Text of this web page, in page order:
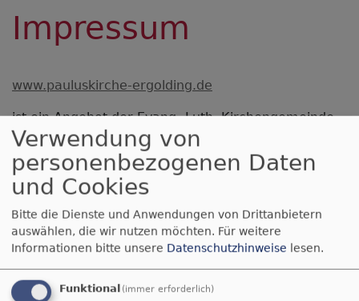
Impressum
www.pauluskirche-ergolding.de
ist ein Angebot der Evang.-Luth. Kirchengemeinde
Pauluskirche Ergolding
Martin-Luther-Platz 3
84030 Ergolding
Tel.: 0871 / 43 07 10
Fax:0871 / 27 82 034
Die Evang.-Luth. Kirchengemeinde der Pauluskirche
Verwendung von
personenbezogenen Daten
und Cookies
Bitte die Dienste und Anwendungen von Drittanbietern
auswählen, die wir nutzen möchten. Für weitere
Informationen bitte unsere Datenschutzhinweise lesen.
Funktional (immer erforderlich)